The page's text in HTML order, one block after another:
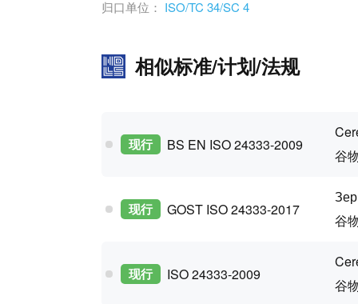
归口单位： ISO/TC 34/SC 4
相似标准/计划/法规
现行 BS EN ISO 24333-2009
谷
现行 GOST ISO 24333-2017
谷
现行 ISO 24333-2009
谷